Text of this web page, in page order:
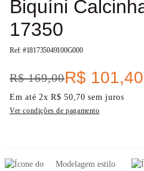
Biquíni
17350
Ref: #181735049100G000
R$ 169,00R$ 101,40
Em até 2xR$ 50,70 sem juros
Ver condições de pagamento
Modelagem estilo